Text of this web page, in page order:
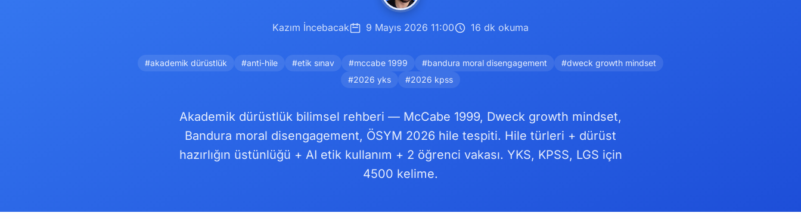
Kazım İncebacak 9 Mayıs 2026 11:00 16 dk okuma
#akademik dürüstlük #anti-hile #etik sınav #mccabe 1999 #bandura moral disengagement
#dweck growth mindset
#2026 yks
#2026 kpss
Akademik dürüstlük bilimsel rehberi — McCabe 1999, Dweck growth mindset,
Bandura moral disengagement, ÖSYM 2026 hile tespiti. Hile türleri + dürüst
hazırlığın üstünlüğü + AI etik kullanım + 2 öğrenci vakası. YKS, KPSS, LGS için
4500 kelime.